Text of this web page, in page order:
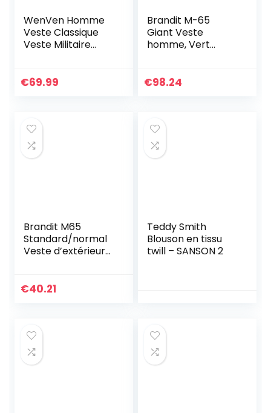
WenVen Homme
Veste Classique
Veste Militaire
Manteau Zippé
Automne Vert
Militaire-X 9929 M
€69.99
Brandit M-65
Giant Veste
homme, Vert
€98.24
Brandit M65
Standard/normal
Veste d’extérieur
€40.21
Teddy Smith
Blouson en tissu
twill – SANSON 2